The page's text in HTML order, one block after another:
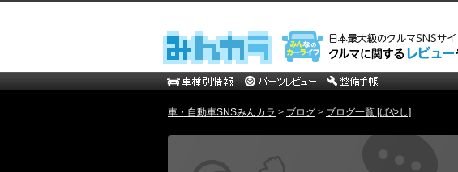
車・自動車SNSみんカラ > ブログ > ブログ一覧 [ばやし]